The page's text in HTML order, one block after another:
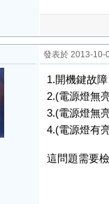
發表於 2013-10-
1.開機鍵故障
2.(電源燈無
3.(電源燈無
4.(電源燈有
這問題需要